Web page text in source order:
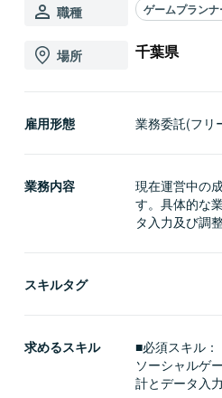
職種 ゲームプランナ
場所 千葉県
雇用形態 業務委託(フリ
業務内容
現在運営中の
す。具体的な
タ入力及び調
スキルタグ
求めるスキル
■必須スキル：
ソーシャルゲ
計とデータ入